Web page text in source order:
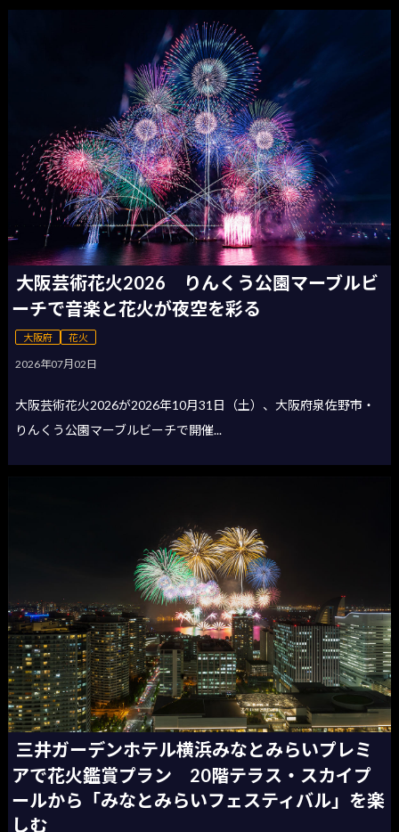
大阪芸術花火2026 りんくう公園マーブルビ
ーチで音楽と花火が夜空を彩る
大阪府 花火
2026年07月02日
大阪芸術花火2026が2026年10月31日（土）、大阪府泉佐野市・
りんくう公園マーブルビーチで開催...
三井ガーデンホテル横浜みなとみらいプレミ
アで花火鑑賞プラン 20階テラス・スカイプ
ールから「みなとみらいフェスティバル」を楽
しむ